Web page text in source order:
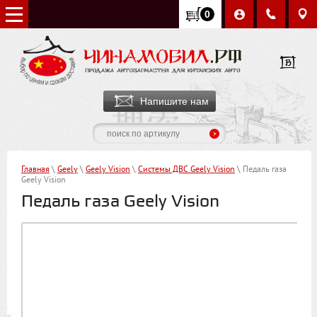
0
Напишите нам
Главная \ Geely \ Geely Vision \ Системы ДВС Geely Vision \ Педаль газа
Geely Vision
Педаль газа Geely Vision